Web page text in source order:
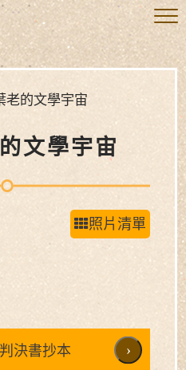
老的文學宇宙
文學宇宙
照片清單
›